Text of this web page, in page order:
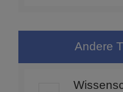
Andere